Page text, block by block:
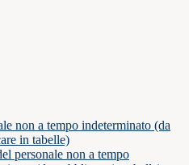
non a tempo indeterminato (da
in tabelle)
personale non a tempo